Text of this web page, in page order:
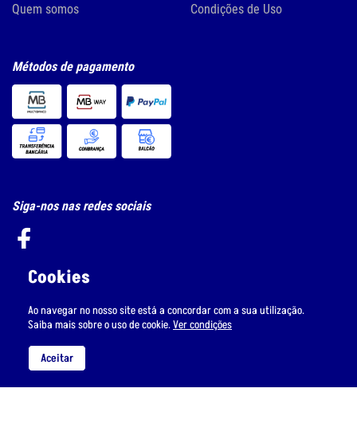
Quem somos
Condições de Uso
Métodos de pagamento
Siga-nos nas redes sociais
Subscreva a nossa newsletter
Cookies
Ao navegar no nosso site está a concordar com a sua utilização.
Saiba mais sobre o uso de cookie.Ver condições
Aceitar